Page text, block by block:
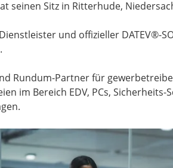
seinen Sitz in Ritterhude,
und offizieller DATEV®-
Rundum-Partner für
im Bereich EDV, PCs,